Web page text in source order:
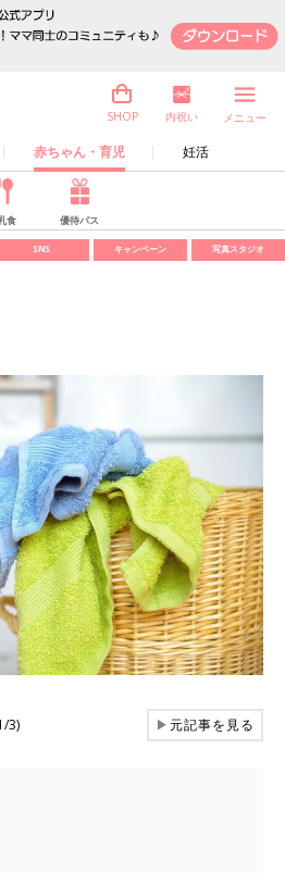
赤ちゃん・育児 妊活
SHOP 内祝い メニュー
食 優待パス
SNS キャンペーン 写真スタジオ
3) ▶元記事を見る